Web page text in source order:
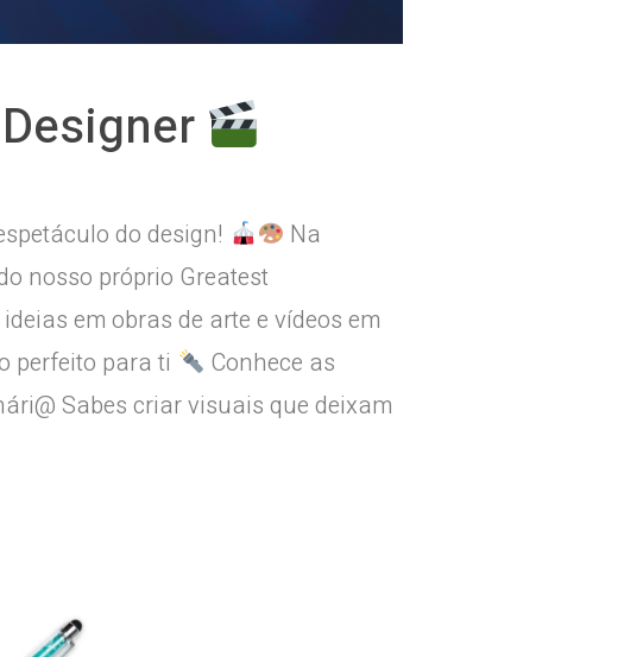
do design!
Na
nosso próprio Greatest
em obras de arte e vídeos em
perfeito para ti
Conhece as
Sabes criar visuais que deixam